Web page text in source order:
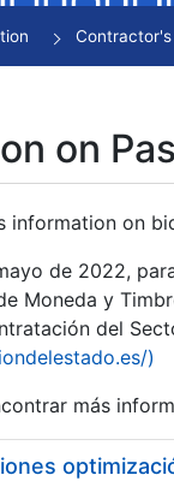
on
information on
de 2022,
Moneda y
del
)
más